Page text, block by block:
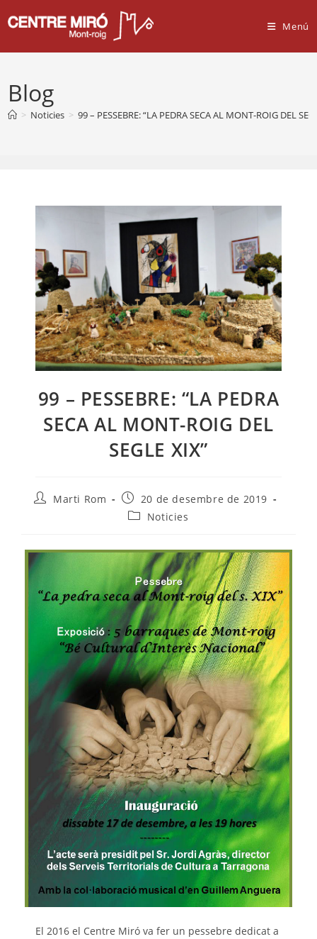
Menú
Blog
> Noticies > 99 – PESSEBRE: “LA PEDRA SECA AL MONT-ROIG DEL
99 – PESSEBRE: “LA PEDRA
SECA AL MONT-ROIG DEL
SEGLE XIX”
AutorMarti Rom
Entrada
publicada:
20 de desembre de 2019
Categoria
Noticies
El 2016 el Centre Miró va fer un pessebre dedicat a